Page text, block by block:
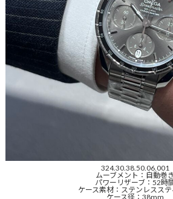
324.30.38.50.06.001
ムーブメント：自動巻き
パワーリザーブ：52時
ケース素材：ステンレスステ
ケース径：38mm